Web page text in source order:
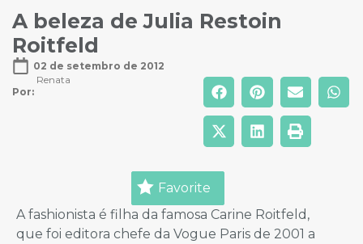
A beleza de Julia Restoin
Roitfeld
02 de setembro de 2012
Por:
Renata
Favorite
A fashionista é filha da famosa Carine Roitfeld,
que foi editora chefe da Vogue Paris de 2001 a